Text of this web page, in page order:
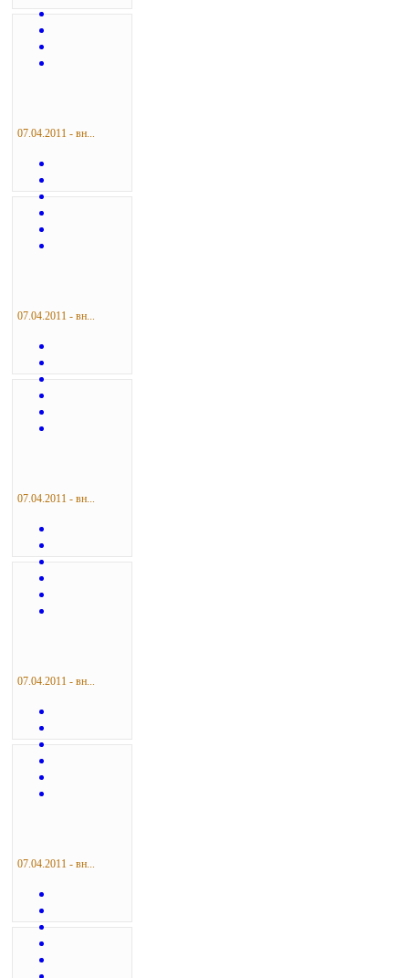
07.04.2011 - вн...
07.04.2011 - вн...
07.04.2011 - вн...
07.04.2011 - вн...
07.04.2011 - вн...